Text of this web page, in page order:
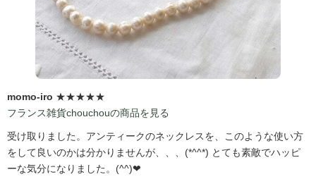
momo-iro ★★★★★
フランス雑貨chouchouの商品を見る
受け取りました。アンティークのネックレスを、このような使い方
をして良いのかは分かりませんが、、、(*^^*) とても素敵でハッピ
ーな気分になりました。(^^)❤